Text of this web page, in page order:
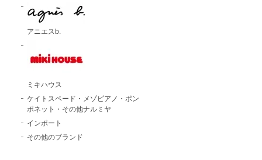
アニエスb.
ミキハウス
ケイトスペード・メゾピアノ・ポン
ポネット・その他ナルミヤ
インポート
その他のブランド